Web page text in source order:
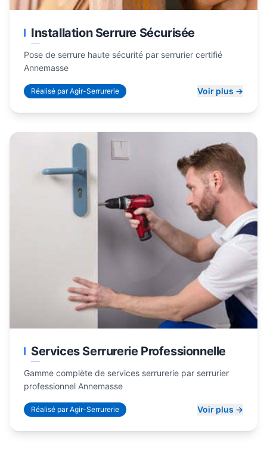
Installation Serrure Sécurisée
Pose de serrure haute sécurité par serrurier certifié
Annemasse
Réalisé par Agir-Serrurerie Voir plus →
Services Serrurerie Professionnelle
Gamme complète de services serrurerie par serrurier
professionnel Annemasse
Réalisé par Agir-Serrurerie Voir plus →